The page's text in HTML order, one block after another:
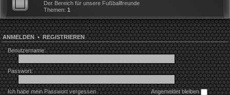
Der Bereich für unsere Fußballfreunde
Themen: 1
ANMELDEN•REGISTRIEREN
Benutzername:
Passwort:
Ich habe mein Passwort vergessen Angemeldet bleiben